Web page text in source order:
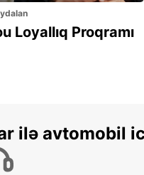
Loyallıq Proqramı
ilə avtomobil